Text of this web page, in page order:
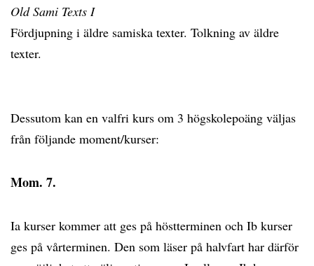
Old Sami Texts I
Fördjupning i äldre samiska texter. Tolkning av äldre
texter.
Dessutom kan en valfri kurs om 3 högskolepoäng väljas
från följande moment/kurser:
Mom. 7.
Ia kurser kommer att ges på höstterminen och Ib kurser
ges på vårterminen. Den som läser på halvfart har därför